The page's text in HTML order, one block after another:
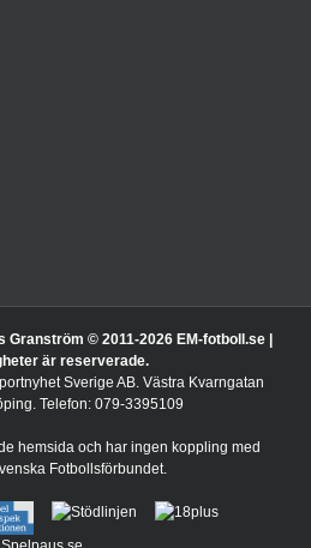
Granström © 2011-2026 EM-fotboll.se |
är reserverade.
Sverige AB. Västra Kvarngatan
Telefon: 079-3395109
hemsida och har ingen koppling med
Fotbollsförbundet.